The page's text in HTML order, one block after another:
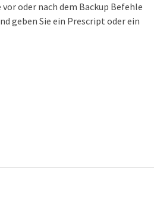
oder nach dem Backup Befehle
geben Sie ein Prescript oder ein